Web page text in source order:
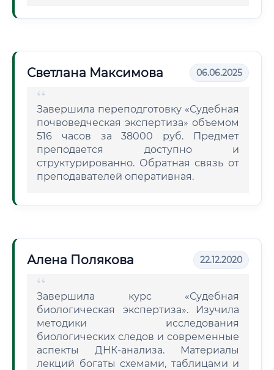
Светлана Максимова 06.06.2025
Завершила переподготовку «Судебная
почвоведческая экспертиза» объемом
516 часов за 38000 руб. Предмет
преподается доступно и
структурированно. Обратная связь от
преподавателей оперативная.
Алена Полякова 22.12.2020
Завершила курс «Судебная
биологическая экспертиза». Изучила
методики исследования
биологических следов и современные
аспекты ДНК-анализа. Материалы
лекций богаты схемами, таблицами и